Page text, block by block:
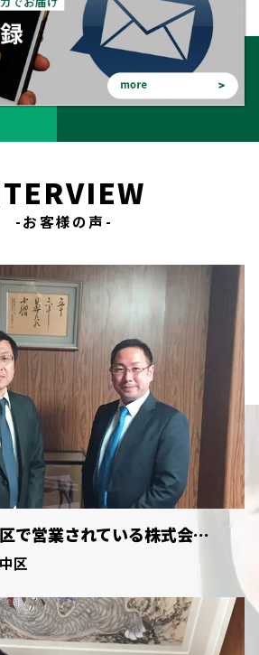
ついて
について
算について
理について
ス
談予約
-お客様の声-
で営業されている株式会…
区